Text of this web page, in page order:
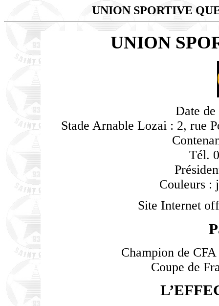
UNION SPORTIVE
UNION
Date
Stade Arnable Lozai : 2, rue
Tél.
Couleurs :
Site Internet
Champion de
Coupe de